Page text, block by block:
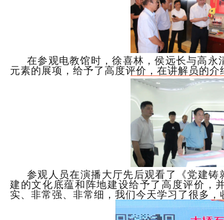
在参观电教馆时，徐喜林，侯远长与高永
元素的展项， 给予了高度评价，在讲解员的介
参观人员在演播大厅先后观看了 《党建铸
建的文化底蕴和阵地建设给予了高度评价，
实、非常强、非常细，我们今天学习了很多，